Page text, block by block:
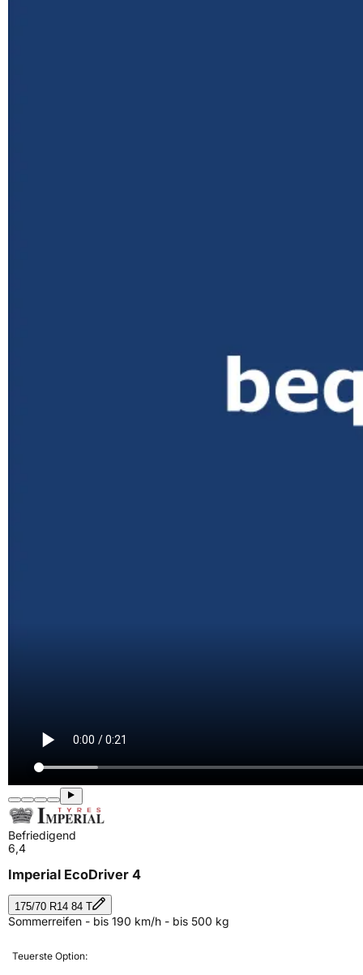
Befriedigend
6,4
Imperial EcoDriver 4
175/70 R14 84 T
Sommerreifen - bis 190 km/h - bis 500 kg
Teuerste Option: